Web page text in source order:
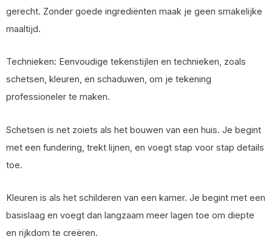
gerecht. Zonder goede ingrediënten maak je geen smakelijke
maaltijd.
Technieken: Eenvoudige tekenstijlen en technieken, zoals
schetsen, kleuren, en schaduwen, om je tekening
professioneler te maken.
Schetsen is net zoiets als het bouwen van een huis. Je begint
met een fundering, trekt lijnen, en voegt stap voor stap details
toe.
Kleuren is als het schilderen van een kamer. Je begint met een
basislaag en voegt dan langzaam meer lagen toe om diepte
en rijkdom te creëren.